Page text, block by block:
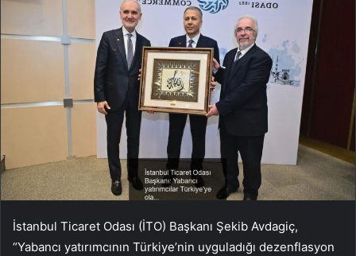
İstanbul Ticaret Odası (İTO) Başkanı Şekib Avdagiç,
“Yabancı yatırımcının Türkiye’nin uyguladığı dezenflasyon